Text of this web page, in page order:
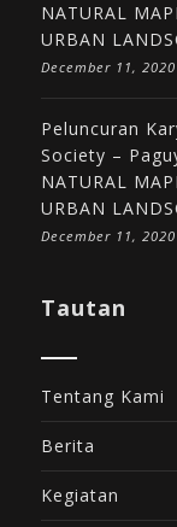
NATURAL
URBAN
December 11, 2020
Peluncuran
Society –
NATURAL
URBAN
December 11, 2020
Tautan
Tentang Kami
Berita
Kegiatan